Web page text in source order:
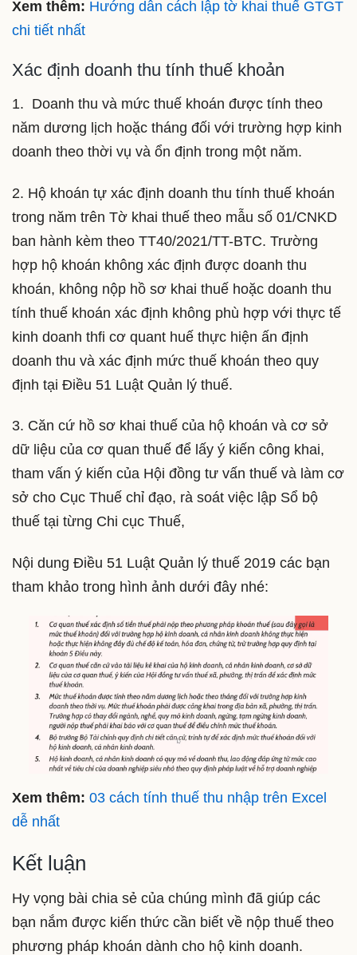
Xem thêm: Hướng dẫn cách lập tờ khai thuế GTGT
chi tiết nhất
Xác định doanh thu tính thuế khoản
1. Doanh thu và mức thuế khoán được tính theo
năm dương lịch hoặc tháng đối với trường hợp kinh
doanh theo thời vụ và ổn định trong một năm.
2. Hộ khoán tự xác định doanh thu tính thuế khoán
trong năm trên Tờ khai thuế theo mẫu số 01/CNKD
ban hành kèm theo TT40/2021/TT-BTC. Trường
hợp hộ khoán không xác định được doanh thu
khoán, không nộp hồ sơ khai thuế hoặc doanh thu
tính thuế khoán xác định không phù hợp với thực tế
kinh doanh thfi cơ quant huế thực hiện ấn định
doanh thu và xác định mức thuế khoán theo quy
định tại Điều 51 Luật Quản lý thuế.
3. Căn cứ hồ sơ khai thuế của hộ khoán và cơ sở
dữ liệu của cơ quan thuế để lấy ý kiến công khai,
tham vấn ý kiến của Hội đồng tư vấn thuế và làm cơ
sở cho Cục Thuế chỉ đạo, rà soát việc lập Sổ bộ
thuế tại từng Chi cục Thuế,
Nội dung Điều 51 Luật Quản lý thuế 2019 các bạn
tham khảo trong hình ảnh dưới đây nhé:
Xem thêm: 03 cách tính thuế thu nhập trên Excel
dễ nhất
Kết luận
Hy vọng bài chia sẻ của chúng mình đã giúp các
bạn nắm được kiến thức cần biết về nộp thuế theo
phương pháp khoán dành cho hộ kinh doanh.